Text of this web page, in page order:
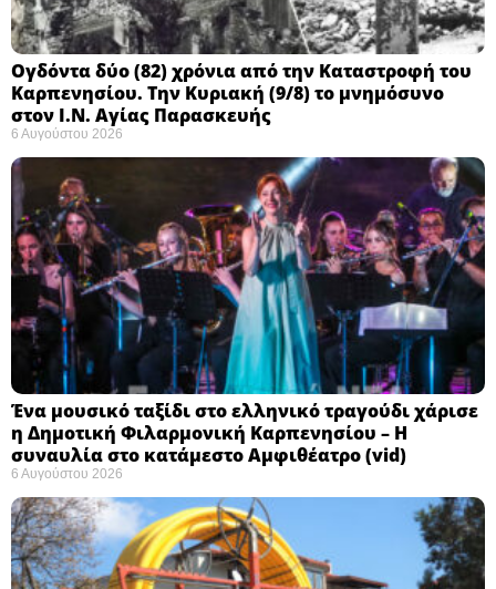
Ογδόντα δύο (82) χρόνια από την Καταστροφή του
Καρπενησίου. Την Κυριακή (9/8) το μνημόσυνο
στον Ι.Ν. Αγίας Παρασκευής
6 Αυγούστου 2026
Ένα μουσικό ταξίδι στο ελληνικό τραγούδι χάρισε
η Δημοτική Φιλαρμονική Καρπενησίου – Η
συναυλία στο κατάμεστο Αμφιθέατρο (vid)
6 Αυγούστου 2026